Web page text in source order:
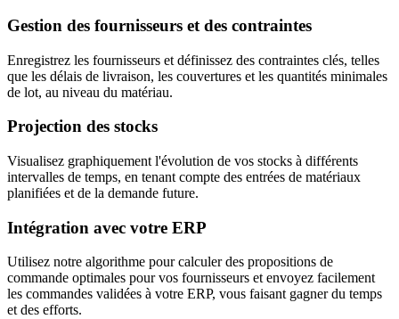
Gestion des fournisseurs et des contraintes
Enregistrez les fournisseurs et définissez des contraintes clés, telles
que les délais de livraison, les couvertures et les quantités minimales
de lot, au niveau du matériau.
Projection des stocks
Visualisez graphiquement l'évolution de vos stocks à différents
intervalles de temps, en tenant compte des entrées de matériaux
planifiées et de la demande future.
Intégration avec votre ERP
Utilisez notre algorithme pour calculer des propositions de
commande optimales pour vos fournisseurs et envoyez facilement
les commandes validées à votre ERP, vous faisant gagner du temps
et des efforts.